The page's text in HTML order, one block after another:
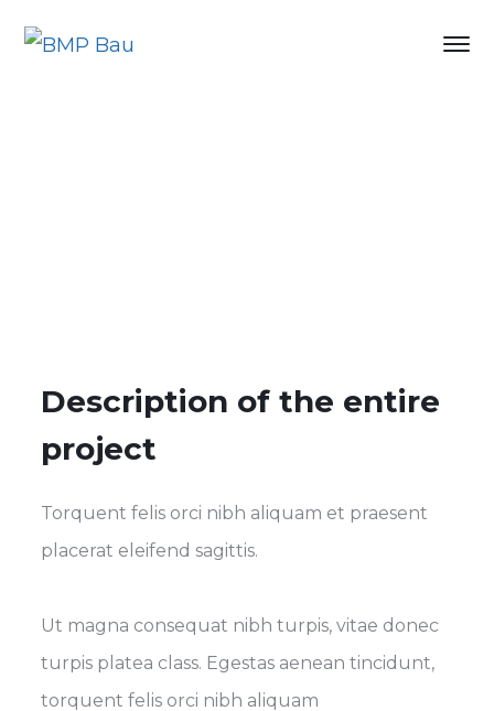
Description of the entire
project
Torquent felis orci nibh aliquam et praesent
placerat eleifend sagittis.
Ut magna consequat nibh turpis, vitae donec
turpis platea class. Egestas aenean tincidunt,
torquent felis orci nibh aliquam